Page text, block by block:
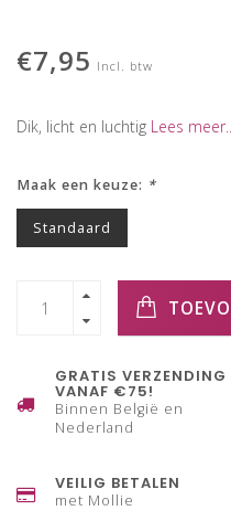
€7,95 Incl. btw
Dik, licht en luchtig Lees meer..
Maak een keuze: *
Standaard
GRATIS VERZENDING
VANAF €75!
Binnen België en
Nederland
VEILIG BETALEN
met Mollie